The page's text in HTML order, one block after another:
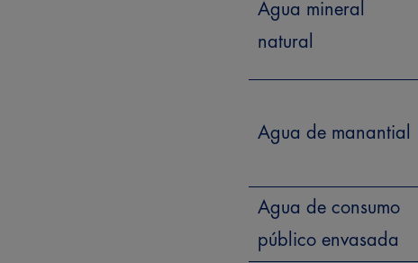
Agua mineral
natural
Agua de manantial
Agua de consumo
público envasada